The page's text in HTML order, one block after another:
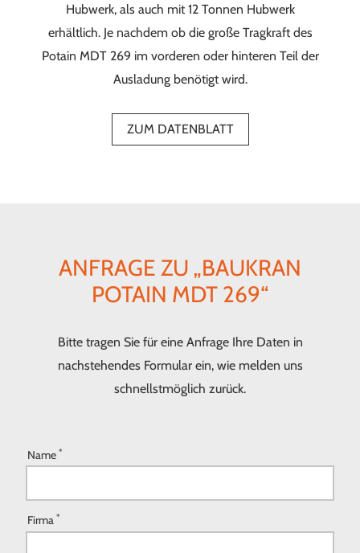
Hubwerk, als auch mit 12 Tonnen Hubwerk
erhältlich. Je nachdem ob die große Tragkraft des
Potain MDT 269 im vorderen oder hinteren Teil der
Ausladung benötigt wird.
ZUM DATENBLATT
ANFRAGE ZU „BAUKRAN
POTAIN MDT 269“
Bitte tragen Sie für eine Anfrage Ihre Daten in
nachstehendes Formular ein, wie melden uns
schnellstmöglich zurück.
Name *
Firma *